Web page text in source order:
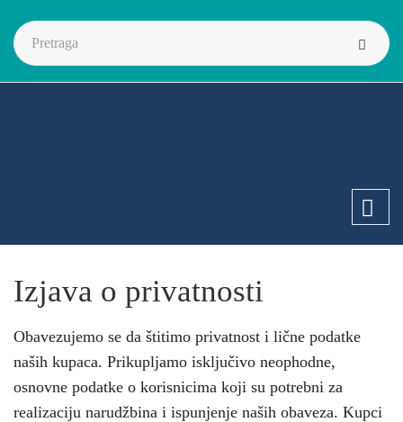
Izjava o privatnosti
Obavezujemo se da štitimo privatnost i lične podatke
naših kupaca. Prikupljamo isključivo neophodne,
osnovne podatke o korisnicima koji su potrebni za
realizaciju narudžbina i ispunjenje naših obaveza. Kupci